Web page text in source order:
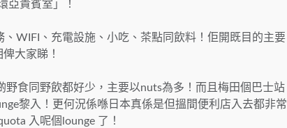
亞貴賓室」！
WIFI、充電設施、小吃、茶點同飲料！佢開既目的主要
大家睇！
野食同野飲都好少，主要以nuts為多！而且梅田個巴士站
黎入！更何況係喺日本真係是但搵間便利店入去都非常
入呢個lounge 了！